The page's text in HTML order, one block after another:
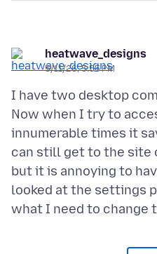
heatwave_designs
5/11/26, 5:55 PM
I have two desktop
Now when I try to
innumerable times it
can still get to the site
but it is annoying to
looked at the settings